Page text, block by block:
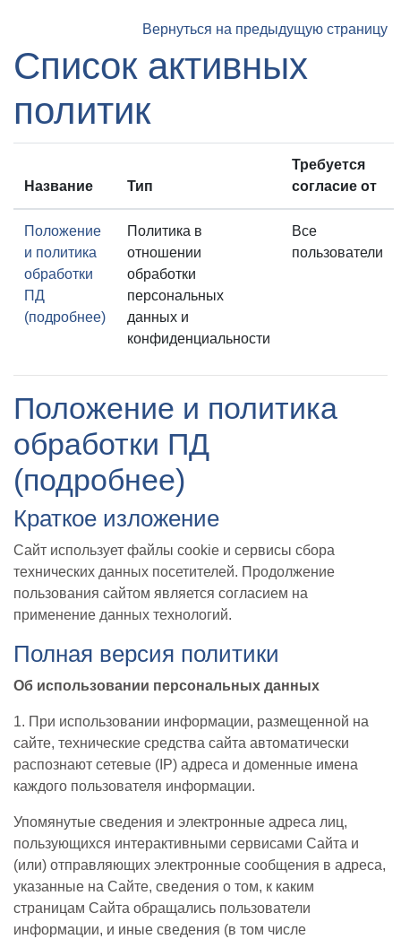
Вернуться на предыдущую страницу
Список активных
политик
Название Тип
Требуется
согласие от
Положение
и политика
обработки
ПД
(подробнее)
Политика в
отношении
обработки
персональных
данных и
конфиденциальности
Все
пользователи
Положение и политика
обработки ПД
(подробнее)
Краткое изложение
Сайт использует файлы cookie и сервисы сбора
технических данных посетителей. Продолжение
пользования сайтом является согласием на
применение данных технологий.
Полная версия политики
Об использовании персональных данных
1. При использовании информации, размещенной на
сайте, технические средства сайта автоматически
распознают сетевые (IP) адреса и доменные имена
каждого пользователя информации.
Упомянутые сведения и электронные адреса лиц,
пользующихся интерактивными сервисами Сайта и
(или) отправляющих электронные сообщения в адреса,
указанные на Сайте, сведения о том, к каким
страницам Сайта обращались пользователи
информации, и иные сведения (в том числе